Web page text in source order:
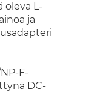
oleva L-
ja
F-
DC-